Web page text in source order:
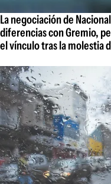
La negociación de
diferencias con Gremio,
el vínculo tras la molestia